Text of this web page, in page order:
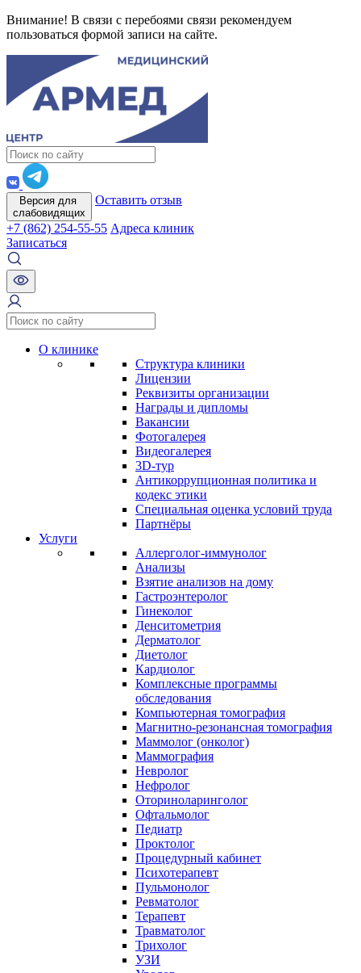
Внимание! В связи с перебоями связи рекомендуем
пользоваться формой записи на сайте.
Версия для
слабовидящих
Оставить отзыв
+7 (862) 254-55-55 Адреса клиник
Записаться
О клинике
Структура клиники
Лицензии
Реквизиты организации
Награды и дипломы
Вакансии
Фотогалерея
Видеогалерея
3D-тур
Антикоррупционная политика и
кодекс этики
Специальная оценка условий труда
Партнёры
Услуги
Аллерголог-иммунолог
Анализы
Взятие анализов на дому
Гастроэнтеролог
Гинеколог
Денситометрия
Дерматолог
Диетолог
Кардиолог
Комплексные программы
обследования
Компьютерная томография
Магнитно-резонансная томография
Маммолог (онколог)
Маммография
Невролог
Нефролог
Оториноларинголог
Офтальмолог
Педиатр
Проктолог
Процедурный кабинет
Психотерапевт
Пульмонолог
Ревматолог
Терапевт
Травматолог
Трихолог
УЗИ